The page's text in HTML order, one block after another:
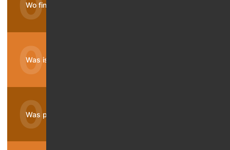
Wo finde ich Hilfe bei Sucht?
Was ist eine Suchttherapie?
Was passiert bei einer gesetzlichen Sucht-Reha?